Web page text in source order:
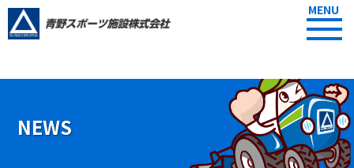
MENU
NEWS